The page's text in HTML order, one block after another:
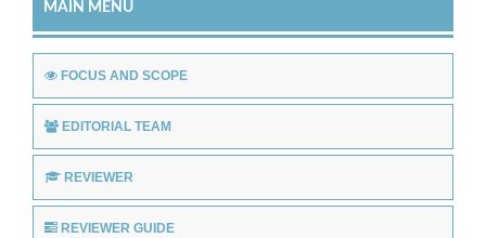
MAIN MENU
FOCUS AND SCOPE
EDITORIAL TEAM
REVIEWER
REVIEWER GUIDE